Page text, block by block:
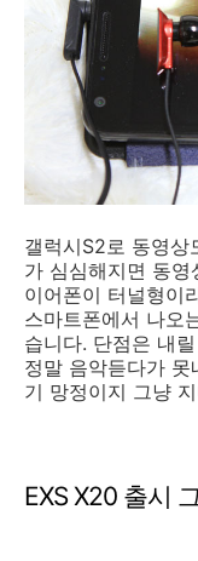
갤럭시S2로 동영상
가 심심해지면 동
이어폰이 터널형이
스마트폰에서 나오
습니다. 단점은 내
정말 음악듣다가
기 망정이지 그냥
EXS X20 출시